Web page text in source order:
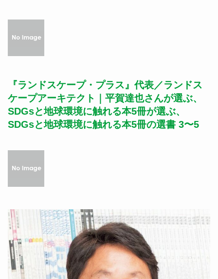
『ランドスケープ・プラス』代表／ランドス
ケープアーキテクト｜平賀達也さんが選ぶ、
SDGsと地球環境に触れる本5冊が選ぶ、
SDGsと地球環境に触れる本5冊の選書 3〜5